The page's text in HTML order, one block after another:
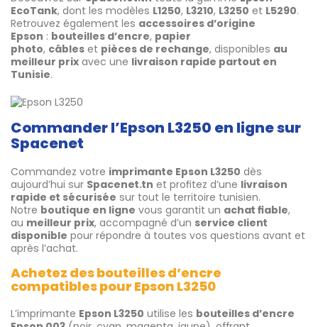
EcoTank, dont les modèles L1250, L3210, L3250 et L5290.
Retrouvez également les accessoires d’origine
Epson : bouteilles d’encre, papier
photo, câbles et pièces de rechange, disponibles au
meilleur prix avec une livraison rapide partout en
Tunisie.
Commander l’Epson L3250 en ligne sur
Spacenet
Commandez votre imprimante Epson L3250 dès
aujourd’hui sur Spacenet.tn et profitez d’une livraison
rapide et sécurisée sur tout le territoire tunisien.
Notre boutique en ligne vous garantit un achat fiable,
au meilleur prix, accompagné d’un service client
disponible pour répondre à toutes vos questions avant et
après l’achat.
Achetez des bouteilles d’encre
compatibles pour Epson L3250
L’imprimante Epson L3250 utilise les bouteilles d’encre